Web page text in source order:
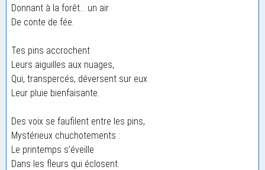
Donnant à la forêt… un air
De conte de fée.
Tes pins accrochent
Leurs aiguilles aux nuages,
Qui, transpercés, déversent sur eux
Leur pluie bienfaisante.
Des voix se faufilent entre les pins,
Mystérieux chuchotements :
Le printemps s’éveille
Dans les fleurs qui éclosent.